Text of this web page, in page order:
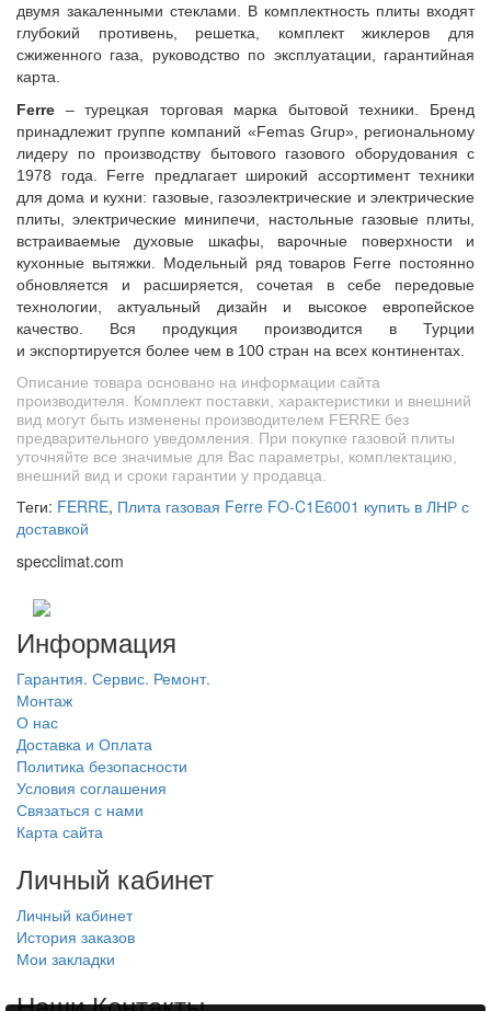
двумя закаленными стеклами. В комплектность плиты входят
глубокий противень, решетка, комплект жиклеров для
сжиженного газа, руководство по эксплуатации, гарантийная
карта.
Ferre – турецкая торговая марка бытовой техники. Бренд
принадлежит группе компаний «Femas Grup», региональному
лидеру по производству бытового газового оборудования с
1978 года. Ferre предлагает широкий ассортимент техники
для дома и кухни: газовые, газоэлектрические и электрические
плиты, электрические минипечи, настольные газовые плиты,
встраиваемые духовые шкафы, варочные поверхности и
кухонные вытяжки. Модельный ряд товаров Ferre постоянно
обновляется и расширяется, сочетая в себе передовые
технологии, актуальный дизайн и высокое европейское
качество. Вся продукция производится в Турции
и экспортируется более чем в 100 стран на всех континентах.
Описание товара основано на информации сайта
производителя. Комплект поставки, характеристики и внешний
вид могут быть изменены производителем FERRE без
предварительного уведомления. При покупке газовой плиты
уточняйте все значимые для Вас параметры, комплектацию,
внешний вид и сроки гарантии у продавца.
Теги: FERRE, Плита газовая Ferre FO-C1E6001 купить в ЛНР с
доставкой
specclimat.com
Информация
Гарантия. Сервис. Ремонт.
Монтаж
О нас
Доставка и Оплата
Политика безопасности
Условия соглашения
Связаться с нами
Карта сайта
Личный кабинет
Личный кабинет
История заказов
Мои закладки